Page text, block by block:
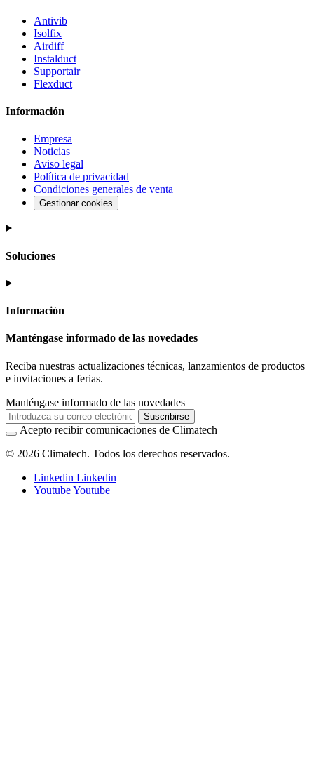
Antivib
Isolfix
Airdiff
Instalduct
Supportair
Flexduct
Información
Empresa
Noticias
Aviso legal
Política de privacidad
Condiciones generales de venta
Gestionar cookies
Soluciones
Información
Manténgase informado de las novedades
Reciba nuestras actualizaciones técnicas, lanzamientos de productos
e invitaciones a ferias.
Manténgase informado de las novedades
Suscribirse
Acepto recibir comunicaciones de Climatech
© 2026 Climatech. Todos los derechos reservados.
Linkedin Linkedin
YoutubeYoutube